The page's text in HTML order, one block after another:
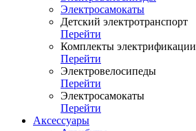
Электросамокаты
Детский электротранспорт
Перейти
Комплекты электрификации
Перейти
Электровелосипеды
Перейти
Электросамокаты
Перейти
Аксессуары